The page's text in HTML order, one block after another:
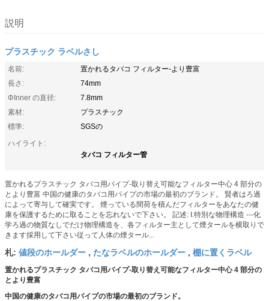
説明
プラスチック ラベルさし
名前:
置かれるタバコ フィルター-より豊富
長さ:
74mm
ΦInner の直径:
7.8mm
素材:
プラスチック
標準:
SGSの
ハイライト:
タバコ フィルター管
置かれるプラスチック タバコ用パイプ-取り替え可能なフィルター中心 4 部分の
とより豊富 中国の健康のタバコ用パイプの市場の最初のブランド。 賢者はろ過
によって寄与して確実です。 煙っている間荷を積んだフィルターをあなたの健
康を保護するために取ることを忘れないで下さい。 記述: I.特別な物理構造 ---化
学ろ過の物質なしでだけ物理構造を、各フィルター主として煙タールを横取りで
きます採用して下さい従って人体の煙タール...
札: 値段のホールダー , たなラベルのホールダー , 棚に置くラベル
置かれるプラスチック タバコ用パイプ-取り替え可能なフィルター中心 4 部分の
とより豊富
中国の健康のタバコ用パイプの市場の最初のブランド。